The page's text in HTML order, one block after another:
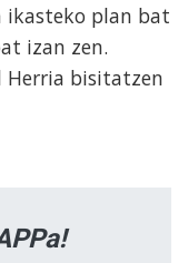
ikasteko plan bat
izan zen.
Herria bisitatzen